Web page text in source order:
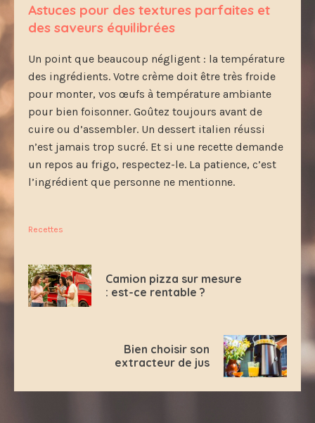
Astuces pour des textures parfaites et
des saveurs équilibrées
Un point que beaucoup négligent : la température
des ingrédients. Votre crème doit être très froide
pour monter, vos œufs à température ambiante
pour bien foisonner. Goûtez toujours avant de
cuire ou d’assembler. Un dessert italien réussi
n’est jamais trop sucré. Et si une recette demande
un repos au frigo, respectez-le. La patience, c’est
l’ingrédient que personne ne mentionne.
Recettes
Camion pizza sur mesure
: est-ce rentable ?
Bien choisir son
extracteur de jus